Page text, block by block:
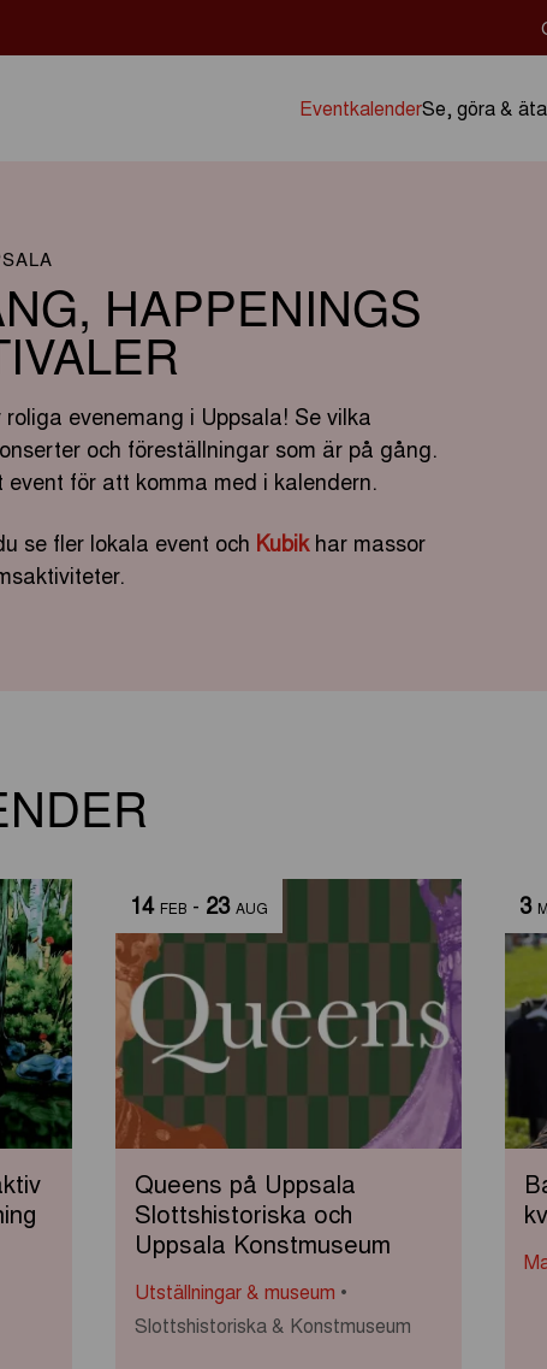
EventkalenderSe, göra & äta
HAPPENINGS
evenemang i Uppsala! Se vilka
och föreställningar som är på gång.
för att komma med i kalendern.
se fler lokala event och Kubikhar massor
14 FEB - 23 AUG
Queens på Uppsala
Slottshistoriska och
Uppsala Konstmuseum
Utställningar & museum
Slottshistoriska & Konstmuseum
3